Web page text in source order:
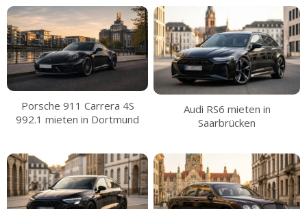
Porsche 911 Carrera 4S
992.1 mieten in Dortmund
Audi RS6 mieten in
Saarbrücken